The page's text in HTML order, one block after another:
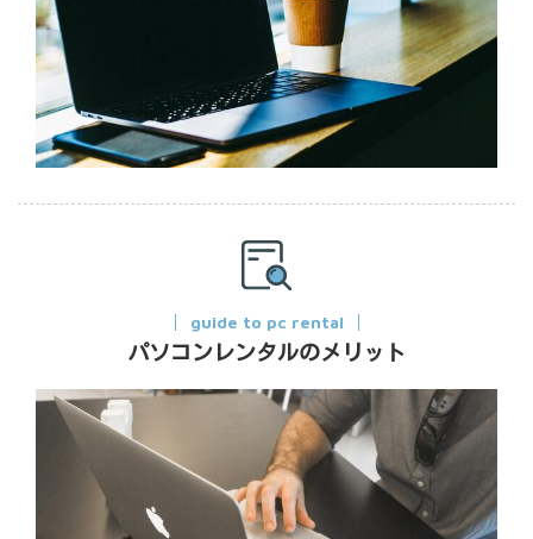
guide to pc rental
パソコンレンタルのメリット